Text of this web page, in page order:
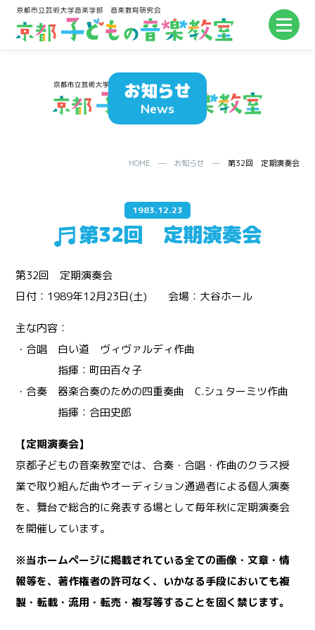
お知らせ
News
HOME ─ お知らせ ─ 第32回 定期演奏会
1983.12.23
第32回 定期演奏会
第32回 定期演奏会
日付：1989年12月23日(土) 会場：大谷ホール
主な内容：
・合唱 白い道 ヴィヴァルディ作曲
指揮：町田百々子
・合奏 器楽合奏のための四重奏曲 C.シュターミツ作曲
指揮：合田史郎
【定期演奏会】
京都子どもの音楽教室では、合奏・合唱・作曲のクラス授
業で取り組んだ曲やオーディション通過者による個人演奏
を、舞台で総合的に発表する場として毎年秋に定期演奏会
を開催しています。
※当ホームページに掲載されている全ての画像・文章・情
報等を、著作権者の許可なく、いかなる手段においても複
製・転載・流用・転売・複写等することを固く禁じます。